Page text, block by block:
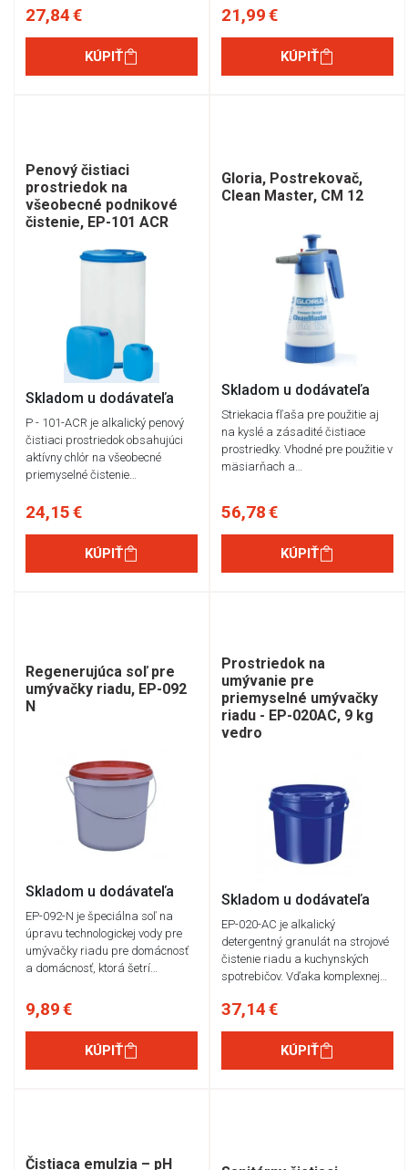
27,84 €
KÚPIŤ
21,99 €
KÚPIŤ
Penový čistiaci
prostriedok na
všeobecné podnikové
čistenie, EP-101 ACR
Skladom u dodávateľa
P - 101-ACR je alkalický penový
čistiaci prostriedok obsahujúci
aktívny chlór na všeobecné
priemyselné čistenie…
24,15 €
KÚPIŤ
Gloria, Postrekovač,
Clean Master, CM 12
Skladom u dodávateľa
Striekacia fľaša pre použitie aj
na kyslé a zásadité čistiace
prostriedky. Vhodné pre použitie v
mäsiarňach a…
56,78 €
KÚPIŤ
Regenerujúca soľ pre
umývačky riadu, EP-092
N
Skladom u dodávateľa
EP-092-N je špeciálna soľ na
úpravu technologickej vody pre
umývačky riadu pre domácnosť
a domácnosť, ktorá šetrí…
9,89 €
KÚPIŤ
Prostriedok na
umývanie pre
priemyselné umývačky
riadu - EP-020AC, 9 kg
vedro
Skladom u dodávateľa
EP-020-AC je alkalický
detergentný granulát na strojové
čistenie riadu a kuchynských
spotrebičov. Vďaka komplexnej…
37,14 €
KÚPIŤ
Čistiaca emulzia – pH